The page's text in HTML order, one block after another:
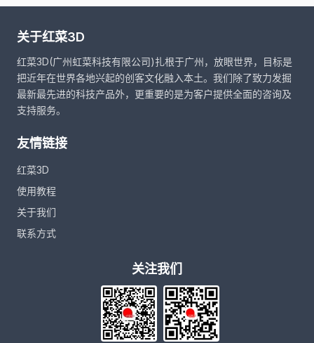
关于红菜3D
红菜3D(广州虹菜科技有限公司)扎根于广州，放眼世界，目标是
把近年在世界各地兴起的创客文化融入本土。我们除了致力发掘
最新最先进的科技产品外，更重要的是为客户提供全面的咨询及
支持服务。
友情链接
红菜3D
使用教程
关于我们
联系方式
关注我们